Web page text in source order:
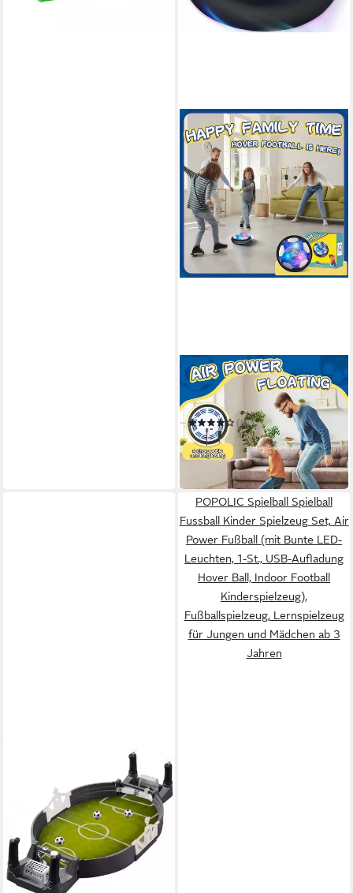
POPOLIC
Spielball Air Power Fußball,
Wiederaufladbar Indoor
Fußball, LED-Fussball
(9)
ab 17,29 € UVP27,15 €
-36%
in 2-3 Werktagen bei dir
POPOLIC Spielball Spielball
Fussball Kinder Spielzeug Set, Air
Power Fußball (mit Bunte LED-
Leuchten, 1-St., USB-Aufladung
Hover Ball, Indoor Football
Kinderspielzeug),
Fußballspielzeug, Lernspielzeug
für Jungen und Mädchen ab 3
Jahren